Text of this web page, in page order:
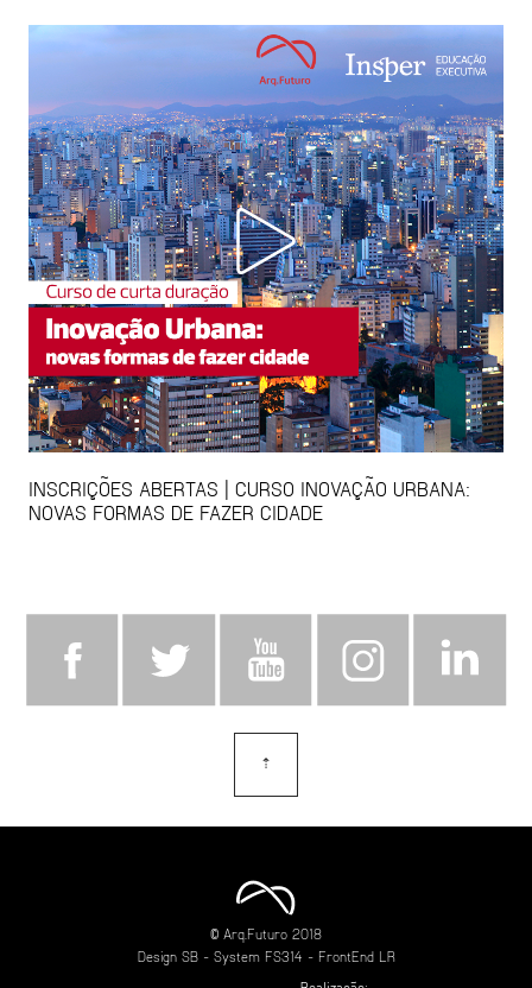
INSCRIÇÕES ABERTAS | CURSO INOVAÇÃO URBANA:
NOVAS FORMAS DE FAZER CIDADE
⇡
© Arq.Futuro 2018
Design SB- System FS314 - FrontEnd LR